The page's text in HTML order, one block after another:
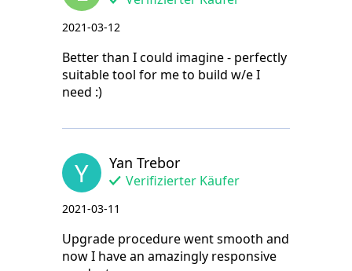
2021-03-12
Better than I could imagine - perfectly
suitable tool for me to build w/e I
need :)
Y Yan Trebor
Verifizierter Käufer
2021-03-11
Upgrade procedure went smooth and
now I have an amazingly responsive